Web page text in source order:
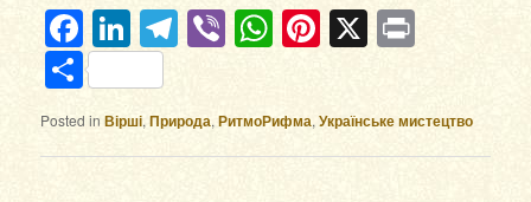
Facebook
LinkedIn
Telegram
ViberWhatsApp
Pinterest
X
Отправить
Posted in Вірші,Природа,РитмоРифма,Українське мистецтво